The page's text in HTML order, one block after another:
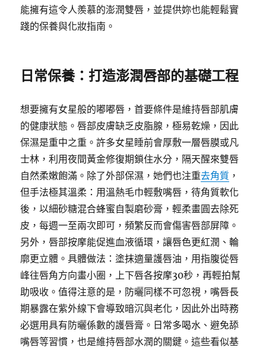
能擁有這令人羨慕的澎潤雙唇，並提供妳也能輕鬆實
踐的保養與化妝指南。
日常保養：打造澎潤唇部的基礎工程
想要擁有女星般的嘟嘟唇，首要條件是維持唇部肌膚
的健康狀態。唇部皮膚缺乏皮脂腺，極易乾燥，因此
保濕是重中之重。許多女星睡前會厚敷一層唇膜或凡
士林，利用夜間黃金修復期鎖住水分，隔天醒來雙唇
自然柔嫩飽滿。除了外部保濕，她們也注重去角質 ，
但手法極其溫柔：用溫熱毛巾輕敷嘴唇，待角質軟化
後，以細砂糖混合蜂蜜自製磨砂膏，輕柔畫圓去除死
皮，每週一至兩次即可，頻繁反而會傷害唇部屏障。
另外，唇部按摩能促進血液循環，讓唇色更紅潤、輪
廓更立體。具體做法：塗抹適量護唇油，用指腹從唇
峰往唇角方向畫小圈，上下唇各按摩30秒，再輕拍幫
助吸收。值得注意的是，防曬同樣不可忽視，嘴唇長
期暴露在紫外線下會導致暗沉與老化，因此外出時務
必選用具有防曬係數的護唇膏。日常多喝水、避免舔
嘴唇等習慣，也是維持唇部水潤的關鍵。這些看似基